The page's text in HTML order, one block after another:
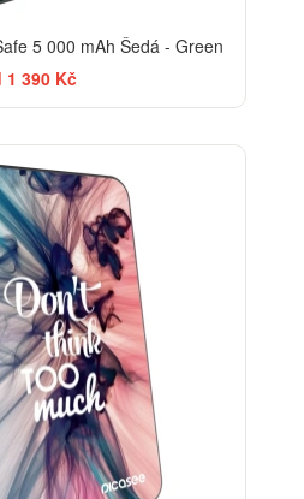
5 000 mAh Šedá - Green
1 390 Kč